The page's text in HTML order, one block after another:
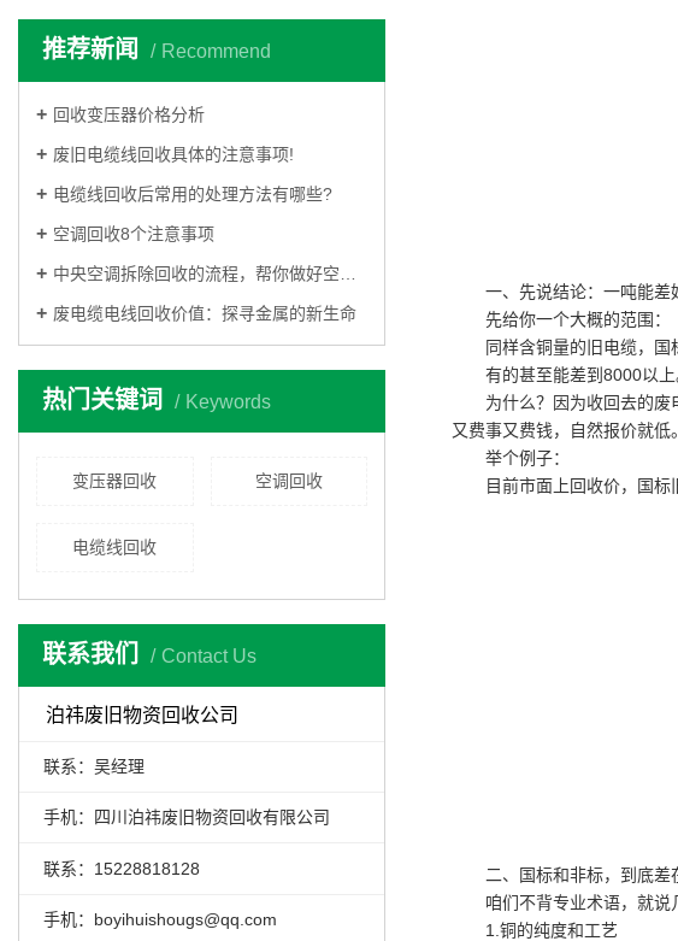
推荐新闻 Recommend
回收变压器价格分析
废旧电缆线回收具体的注意事项!
电缆线回收后常用的处理方法有哪些?
空调回收8个注意事项
中央空调拆除回收的流程，帮你做好空调回收工作
废电缆电线回收价值：探寻金属的新生命
热门关键词 Keywords
变压器回收 空调回收
电缆线回收
联系我们 Contact Us
泊祎废旧物资回收公司
联系：吴经理
手机：四川泊祎废旧物资回收有限公司
联系：15228818128
手机：boyihuishougs@qq.com
一、先说结论：一吨能差
先给你一个大概的范围：
同样含铜量的旧电缆，国
有的甚至能差到8000以上
为什么？因为收回去的
又费事又费钱，自然报价就低。
举个例子：
目前市面上回收价，国
二、国标和非标，到底差
咱们不背专业术语，就说
1.铜的纯度和工艺